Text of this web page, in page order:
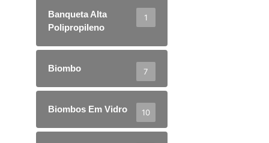
Banqueta Alta
Polipropileno
1
Biombo 7
Biombos Em Vidro 10